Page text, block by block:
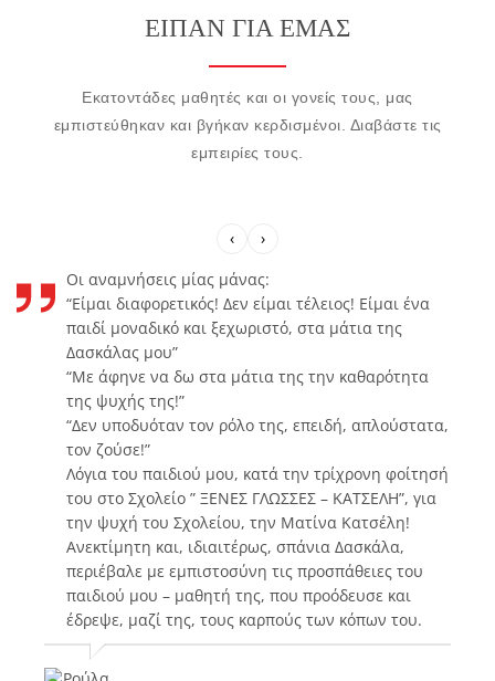
EIΠΑΝ ΓΙΑ ΕΜΑΣ
Εκατοντάδες μαθητές και οι γονείς τους, μας
εμπιστεύθηκαν και βγήκαν κερδισμένοι. Διαβάστε τις
εμπειρίες τους.
Οι αναμνήσεις μίας μάνας:
“Είμαι διαφορετικός! Δεν είμαι τέλειος! Είμαι ένα
παιδί μοναδικό και ξεχωριστό, στα μάτια της
Δασκάλας μου”
“Με άφηνε να δω στα μάτια της την καθαρότητα
της ψυχής της!”
“Δεν υποδυόταν τον ρόλο της, επειδή, απλούστατα,
τον ζούσε!”
Λόγια του παιδιού μου, κατά την τρίχρονη φοίτησή
του στο Σχολείο ” ΞΕΝΕΣ ΓΛΩΣΣΕΣ – ΚΑΤΣΕΛΗ”, για
την ψυχή του Σχολείου, την Ματίνα Κατσέλη!
Ανεκτίμητη και, ιδιαιτέρως, σπάνια Δασκάλα,
περιέβαλε με εμπιστοσύνη τις προσπάθειες του
παιδιού μου – μαθητή της, που προόδευσε και
έδρεψε, μαζί της, τους καρπούς των κόπων του.